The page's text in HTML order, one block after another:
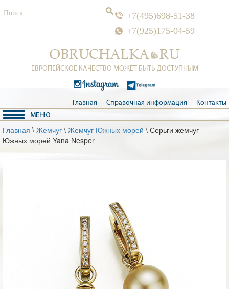
+7(495)698-51-38
+7(925)175-04-59
ЕВРОПЕЙСКОЕ КАЧЕСТВО МОЖЕТ БЫТЬ ДОСТУПНЫМ
Главная Справочная информация Контакты
Главная \ Жемчуг \ Жемчуг Южных морей \ Серьги жемчуг
Южных морей Yana Nesper